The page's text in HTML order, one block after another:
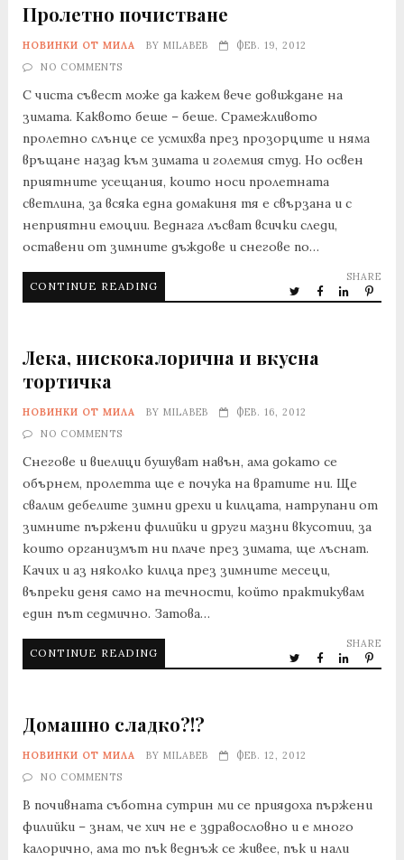
Пролетно почистване
НОВИНКИ ОТ МИЛА BY MILABEB
ФЕВ. 19, 2012
NO COMMENTS
С чиста съвест може да кажем вече довиждане на
зимата. Каквото беше – беше. Срамежливото
пролетно слънце се усмихва през прозорците и няма
връщане назад към зимата и големия студ. Но освен
приятните усещания, които носи пролетната
светлина, за всяка една домакиня тя е свързана и с
неприятни емоции. Веднага лъсват всички следи,
оставени от зимните дъждове и снегове по…
CONTINUE READING
SHARE
Лека, нискокалорична и вкусна
тортичка
НОВИНКИ ОТ МИЛА BY MILABEB
ФЕВ. 16, 2012
NO COMMENTS
Снегове и виелици бушуват навън, ама докато се
обърнем, пролетта ще е почука на вратите ни. Ще
свалим дебелите зимни дрехи и килцата, натрупани от
зимните пържени филийки и други мазни вкусотии, за
които организмът ни плаче през зимата, ще лъснат.
Качих и аз няколко килца през зимните месеци,
въпреки деня само на течности, който практикувам
един път седмично. Затова…
CONTINUE READING
SHARE
Домашно сладко?!?
НОВИНКИ ОТ МИЛА BY MILABEB
ФЕВ. 12, 2012
NO COMMENTS
В почивната съботна сутрин ми се приядоха пържени
филийки – знам, че хич не е здравословно и е много
калорично, ама то пък веднъж се живее, пък и нали